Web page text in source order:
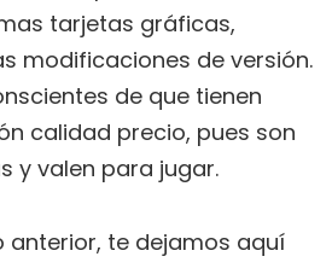
tarjetas gráficas,
modificaciones de versión.
de que tienen
calidad precio, pues son
y valen para jugar.
anterior, te dejamos aquí